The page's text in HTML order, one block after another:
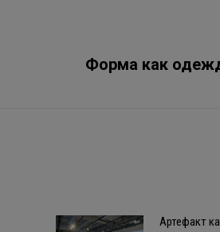
Форма как
Артефакт